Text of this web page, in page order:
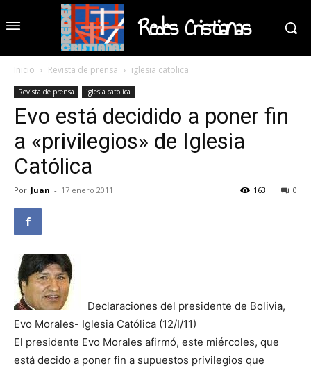
Redes Cristianas
Inicio Revista de prensa iglesia catolica
Revista de prensa iglesia catolica
Evo está decidido a poner fin
a «privilegios» de Iglesia
Católica
Por Juan - 17 enero 2011 0
163
Declaraciones del presidente de Bolivia,
Evo Morales- Iglesia Católica (12/I/11)
El presidente Evo Morales afirmó, este miércoles, que
está decido a poner fin a supuestos privilegios que